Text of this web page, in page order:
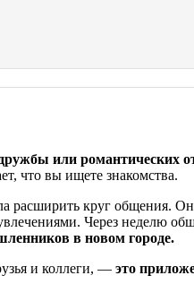
или романтических
что вы ищете знакомства.
расширить круг общения.
Через неделю
в новом городе.
и коллеги, — это